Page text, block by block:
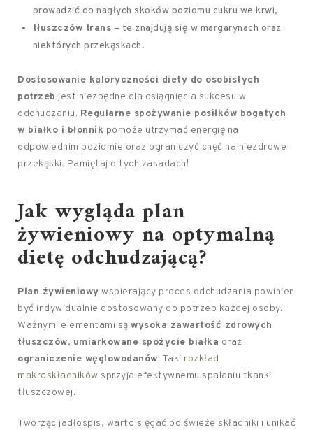
prowadzić do nagłych skoków poziomu cukru we krwi,
tłuszczów trans – te znajdują się w margarynach oraz
niektórych przekąskach.
Dostosowanie kaloryczności diety do osobistych
potrzeb jest niezbędne dla osiągnięcia sukcesu w
odchudzaniu. Regularne spożywanie posiłków bogatych
w białko i błonnik pomoże utrzymać energię na
odpowiednim poziomie oraz ograniczyć chęć na niezdrowe
przekąski. Pamiętaj o tych zasadach!
Jak wygląda plan
żywieniowy na optymalną
dietę odchudzającą?
Plan żywieniowy wspierający proces odchudzania powinien
być indywidualnie dostosowany do potrzeb każdej osoby.
Ważnymi elementami są wysoka zawartość zdrowych
tłuszczów, umiarkowane spożycie białka oraz
ograniczenie węglowodanów. Taki rozkład
makroskładników sprzyja efektywnemu spalaniu tkanki
tłuszczowej.
Tworząc jadłospis, warto sięgać po świeże składniki i unikać